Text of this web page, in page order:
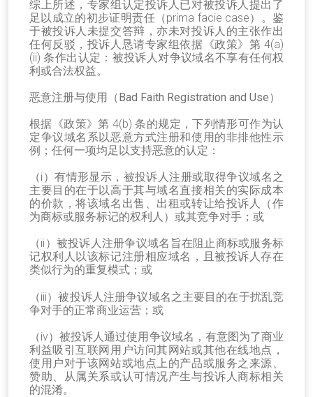
综上所述，专家组认定投诉人已对被投诉人提出了
足以成立的初步证明责任（prima facie case）。鉴
于被投诉人未提交答辩，亦未对投诉人的主张作出
任何反驳，投诉人恳请专家组依据《政策》第 4(a)
(ii) 条作出认定：被投诉人对争议域名不享有任何权
利或合法权益。
恶意注册与使用（Bad Faith Registration and Use）
根据《政策》第 4(b) 条的规定，下列情形可作为认
定争议域名系以恶意方式注册和使用的非排他性示
例；任何一项均足以支持恶意的认定：
（i）有情形显示，被投诉人注册或取得争议域名之
主要目的在于以高于其与域名直接相关的实际成本
的价款，将该域名出售、出租或转让给投诉人（作
为商标或服务标记的权利人）或其竞争对手；或
（ii）被投诉人注册争议域名旨在阻止商标或服务标
记权利人以该标记注册相应域名，且被投诉人存在
类似行为的重复模式；或
（iii）被投诉人注册争议域名之主要目的在于扰乱竞
争对手的正常商业运营；或
（iv）被投诉人通过使用争议域名，有意图为了商业
利益吸引互联网用户访问其网站或其他在线地点，
使用户对于该网站或地点上的产品或服务之来源、
赞助、从属关系或认可情况产生与投诉人商标相关
的混淆。